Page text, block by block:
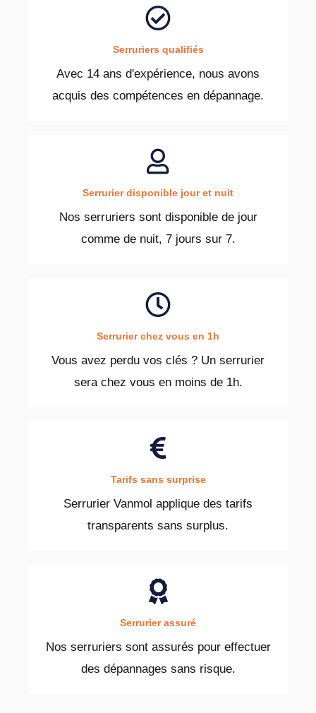
Serruriers qualifiés
Avec 14 ans d'expérience, nous avons
acquis des compétences en dépannage.
Serrurier disponible jour et nuit
Nos serruriers sont disponible de jour
comme de nuit, 7 jours sur 7.
Serrurier chez vous en 1h
Vous avez perdu vos clés ? Un serrurier
sera chez vous en moins de 1h.
Tarifs sans surprise
Serrurier Vanmol applique des tarifs
transparents sans surplus.
Serrurier assuré
Nos serruriers sont assurés pour effectuer
des dépannages sans risque.